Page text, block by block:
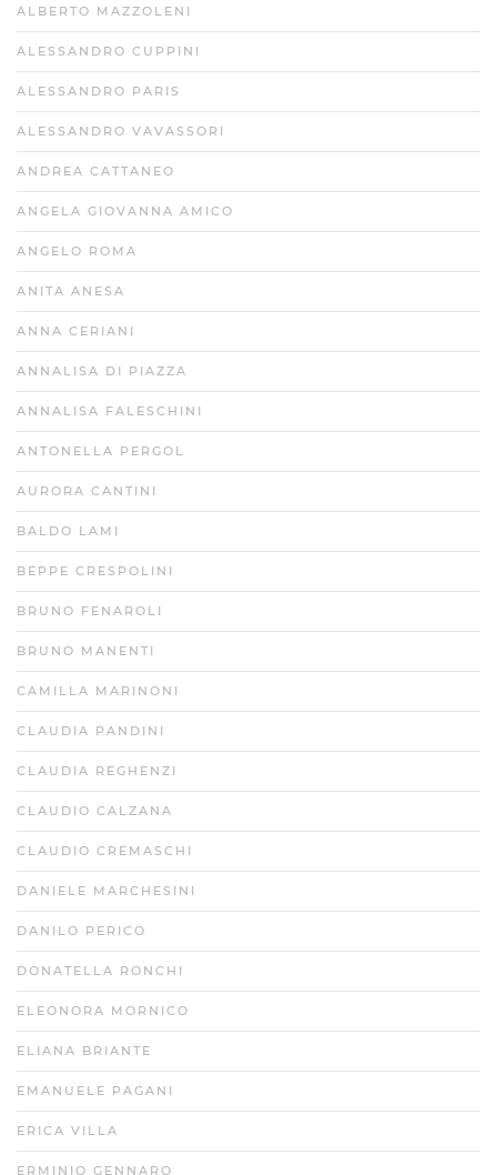
ALBERTO MAZZOLENI
ALESSANDRO CUPPINI
ALESSANDRO PARIS
ALESSANDRO VAVASSORI
ANDREA CATTANEO
ANGELA GIOVANNA AMICO
ANGELO ROMA
ANITA ANESA
ANNA CERIANI
ANNALISA DI PIAZZA
ANNALISA FALESCHINI
ANTONELLA PERGOL
AURORA CANTINI
BALDO LAMI
BEPPE CRESPOLINI
BRUNO FENAROLI
BRUNO MANENTI
CAMILLA MARINONI
CLAUDIA PANDINI
CLAUDIA REGHENZI
CLAUDIO CALZANA
CLAUDIO CREMASCHI
DANIELE MARCHESINI
DANILO PERICO
DONATELLA RONCHI
ELEONORA MORNICO
ELIANA BRIANTE
EMANUELE PAGANI
ERICA VILLA
ERMINIO GENNARO